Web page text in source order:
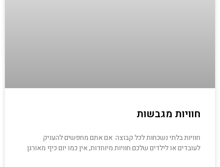
חוויות מגבשות
חוויות בלתי נשכחות לכל קבוצה אם אתם מחפשים להעניק
לעובדים או לילדים שלכם חוויות מיוחדות, אין כמו יום כיף מאורגן